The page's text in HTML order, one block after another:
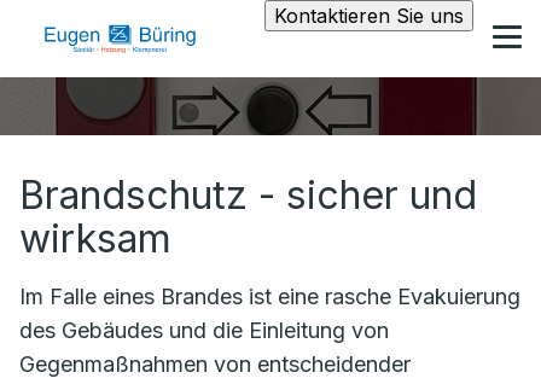
Kontaktieren Sie uns
Brandschutz - sicher und
wirksam
Im Falle eines Brandes ist eine rasche Evakuierung
des Gebäudes und die Einleitung von
Gegenmaßnahmen von entscheidender